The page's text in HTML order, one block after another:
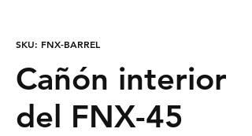
SKU: FNX-BARREL
Cañón interior
del FNX-45